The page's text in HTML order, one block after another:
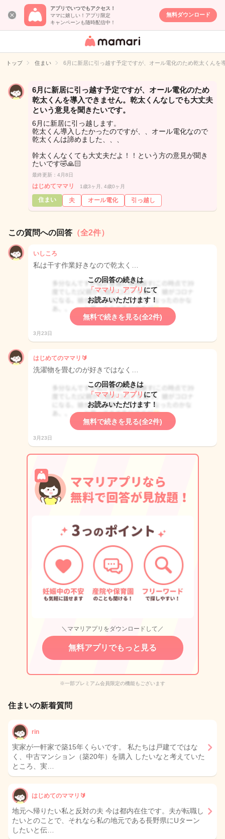
アプリでいつでもアクセス！
ママに嬉しい！アプリ限定
キャンペーンも随時配信中！
無料ダウンロード
女性専用匿名QA
イト
トップ 住まい 6月に新居に引っ越す予定ですが、オール電化のため乾太くん
6月に新居に引っ越す予定ですが、オール電化のため
乾太くんを導入できません。乾太くんなしでも大丈夫
という意見を聞きたいです。
6月に新居に引っ越します。
乾太くん導入したかったのですが、、オール電化なので
乾太くんは諦めました、、、
幹太くんなくても大丈夫だよ！！という方の意見が聞き
たいです🤣🙏🏻
最終更新：4月8日
はじめてママリ 1歳3ヶ月, 4歳0ヶ月
住まい 夫 オール電化 引っ越し
この質問への回答 （全2件）
いしころ
私は干す作業好きなので乾太く…
この回答の続きは
「ママリ」アプリ にて
お読みいただけます！
無料で続きを見る(全2件)
3月23日
はじめてのママリ🔰
洗濯物を畳むのが好きではなく…
この回答の続きは
「ママリ」アプリ にて
お読みいただけます！
無料で続きを見る(全2件)
3月23日
＼ママリアプリをダウンロードして／
無料アプリでもっと見る
※一部プレミアム会員限定の機能もございます
住まいの新着質問
rin
実家が一軒家で築15年くらいです。 私たちは戸建てではな
く、中古マンション（築20年）を購入 したいなと考えていた
ところ、実…
はじめてのママリ🔰
地元へ帰りたい私と反対の夫 今は都内在住です。夫が転職し
たいとのことで、それなら私の地元である長野県にUターン
したいと伝…